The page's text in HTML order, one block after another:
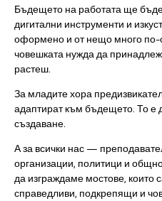
Бъдещето на работата ще
дигитални инструменти и
оформено и от нещо много по-
човешката нужда да
растеш.
За младите хора
адаптират към бъдещето. То е
създаване.
А за всички нас —
организации, политици и
да изграждаме мостове, които
справедливи, подкрепящи и